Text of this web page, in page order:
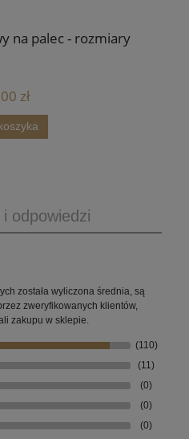
na palec - rozmiary
zł
i odpowiedzi
została wyliczona średnia, są
zweryfikowanych klientów,
zakupu w sklepie.
(110)
(11)
(0)
(0)
(0)